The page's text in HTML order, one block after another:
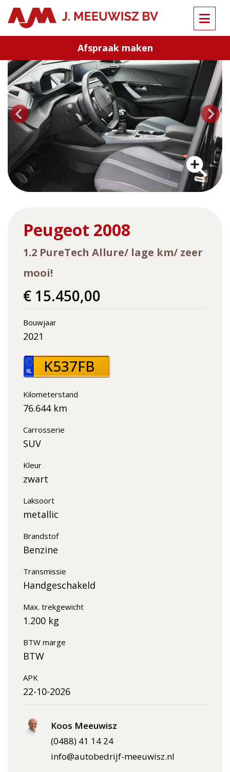
Afspraak maken
Terug naar overzicht
Peugeot 2008
1.2 PureTech Allure/ lage km/ zeer
mooi!
€ 15.450,00
Bouwjaar
2021
K537FB
Kilometerstand
76.644 km
Carrosserie
SUV
Kleur
zwart
Laksoort
metallic
Brandstof
Benzine
Transmissie
Handgeschakeld
Max. trekgewicht
1.200 kg
BTW marge
BTW
APK
22-10-2026
Koos Meeuwisz
(0488) 41 14 24
info@autobedrijf-meeuwisz.nl